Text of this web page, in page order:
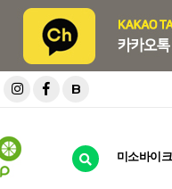
B
미소바이